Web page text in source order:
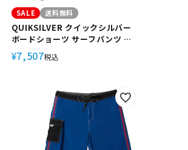
SALE 送料無料
QUIKSILVER クイックシルバー
ボードショーツ サーフパンツ サ
ーフショーツ サーフィン メンズ
撥水 ストレッチ ベルクロ 19イン
¥7,507税込